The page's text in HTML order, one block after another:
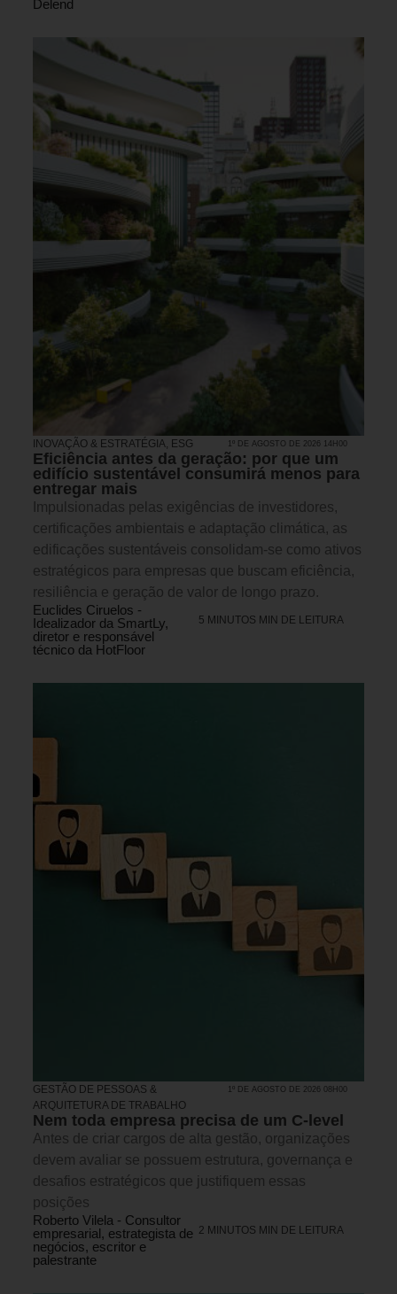
Delend
INOVAÇÃO & ESTRATÉGIA, ESG 1º DE AGOSTO DE 2026 14H00
Eficiência antes da geração: por que um
edifício sustentável consumirá menos para
entregar mais
Impulsionadas pelas exigências de investidores,
certificações ambientais e adaptação climática, as
edificações sustentáveis consolidam-se como ativos
estratégicos para empresas que buscam eficiência,
resiliência e geração de valor de longo prazo.
Euclides Ciruelos -
Idealizador da SmartLy,
diretor e responsável
técnico da HotFloor
5 MINUTOS MIN DE LEITURA
GESTÃO DE PESSOAS &
ARQUITETURA DE TRABALHO
1º DE AGOSTO DE 2026 08H00
Nem toda empresa precisa de um C-level
Antes de criar cargos de alta gestão, organizações
devem avaliar se possuem estrutura, governança e
desafios estratégicos que justifiquem essas
posições
Roberto Vilela - Consultor
empresarial, estrategista de
negócios, escritor e
palestrante
2 MINUTOS MIN DE LEITURA